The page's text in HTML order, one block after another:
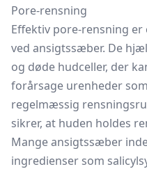
Pore-rensning
Effektiv pore-rensning
ved ansigtssæber. De
og døde hudceller, der
forårsage urenheder
regelmæssig
sikrer, at huden holdes
Mange ansigtssæber
ingredienser som